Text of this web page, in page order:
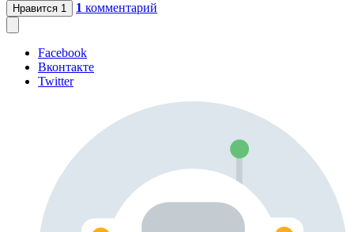
Нравится 1 1 комментарий
Facebook
Вконтакте
Twitter